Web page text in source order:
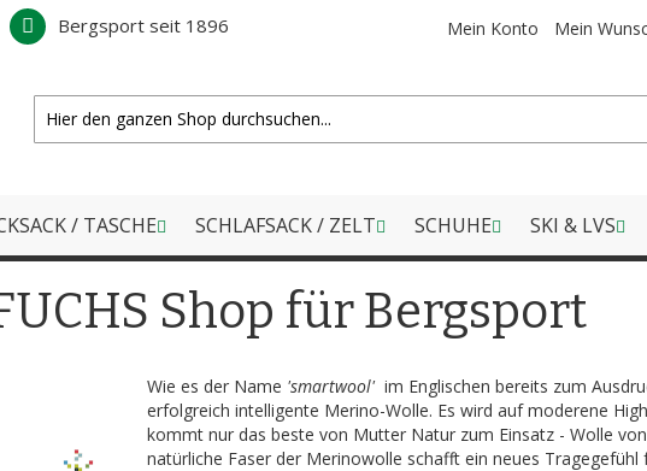
Mein Konto Mein
Bergsport seit 1896
/ TASCHE SCHLAFSACK / ZELT SCHUHE SKI & LVS
Shop für Bergsport
Wie es der Name 'smartwool'im Englischen bereits zum
erfolgreich intelligente Merino-Wolle. Es wird auf moderene
kommt nur das beste von Mutter Natur zum Einsatz - Wolle
natürliche Faser der Merinowolle schafft ein neues Tragegefühl